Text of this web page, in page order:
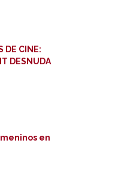
DE CINE:
DESNUDA
en